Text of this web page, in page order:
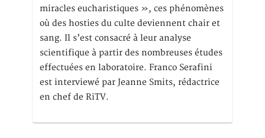
miracles eucharistiques », ces phénomènes
où des hosties du culte deviennent chair et
sang. Il s’est consacré à leur analyse
scientifique à partir des nombreuses études
effectuées en laboratoire. Franco Serafini
est interviewé par Jeanne Smits, rédactrice
en chef de RiTV.